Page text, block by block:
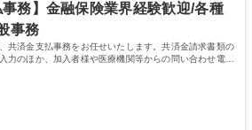
：務】金融保険業界経験歓迎/各種
事務
共済金支払事務をお任せいたします。共済金請求書類の
力のほか、加入者様や医療機関等からの問い合わせ電話